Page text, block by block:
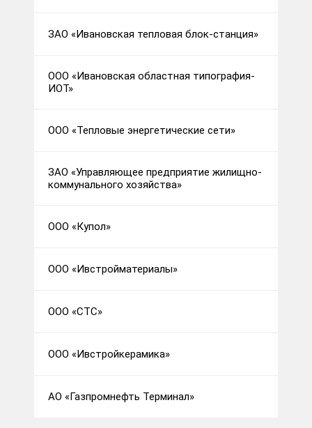
ЗАО «Ивановская тепловая блок-станция»
ООО «Ивановская областная типография-
ИОТ»
ООО «Тепловые энергетические сети»
ЗАО «Управляющее предприятие жилищно-
коммунального хозяйства»
ООО «Купол»
ООО «Ивстройматериалы»
ООО «СТС»
ООО «Ивстройкерамика»
АО «Газпромнефть Терминал»